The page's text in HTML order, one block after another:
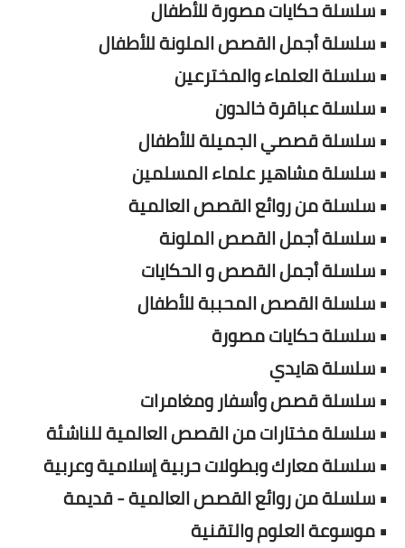
• سلسلة حكايات مصورة للأطفال
• سلسلة أجمل القصص الملونة للأطفال
• سلسلة العلماء والمخترعين
• سلسلة عباقرة خالدون
• سلسلة قصصي الجميلة للأطفال
• سلسلة مشاهير علماء المسلمين
• سلسلة من روائع القصص العالمية
• سلسلة أجمل القصص الملونة
• سلسلة أجمل القصص و الحكايات
• سلسلة القصص المحببة للأطفال
• سلسلة حكايات مصورة
• سلسلة هايدي
• سلسلة قصص وأسفار ومغامرات
• سلسلة مختارات من القصص العالمية للناشئة
• سلسلة معارك وبطولات حربية إسلامية وعربية
• سلسلة من روائع القصص العالمية - قديمة
• موسوعة العلوم والتقنية